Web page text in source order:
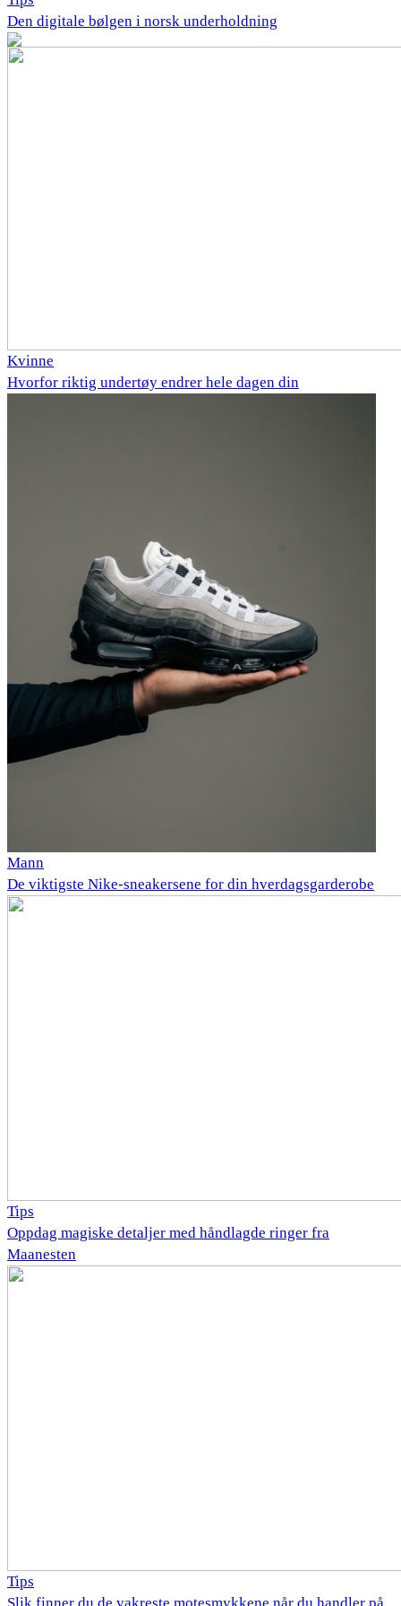
Den digitale bølgen i norsk underholdning
Kvinne
Hvorfor riktig undertøy endrer hele dagen din
Mann
De viktigste Nike-sneakersene for din hverdagsgarderobe
Tips
Oppdag magiske detaljer med håndlagde ringer fra
Maanesten
Tips